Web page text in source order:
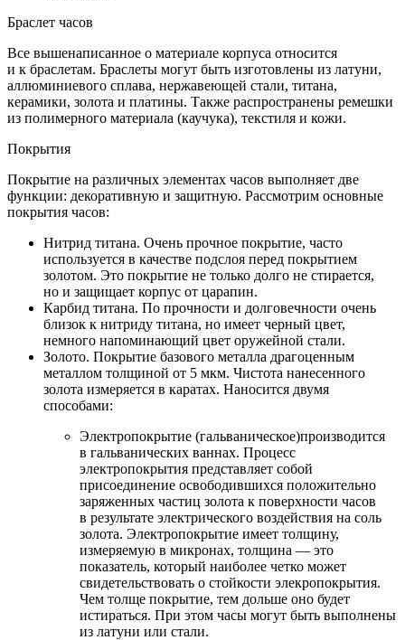
Браслет часов
Все вышенаписанное о материале корпуса относится
и к браслетам. Браслеты могут быть изготовлены из латуни,
аллюминиевого сплава, нержавеющей стали, титана,
керамики, золота и платины. Также распространены ремешки
из полимерного материала (каучука), текстиля и кожи.
Покрытия
Покрытие на различных элементах часов выполняет две
функции: декоративную и защитную. Рассмотрим основные
покрытия часов:
Нитрид титана. Очень прочное покрытие, часто
используется в качестве подслоя перед покрытием
золотом. Это покрытие не только долго не стирается,
но и защищает корпус от царапин.
Карбид титана. По прочности и долговечности очень
близок к нитриду титана, но имеет черный цвет,
немного напоминающий цвет оружейной стали.
Золото. Покрытие базового металла драгоценным
металлом толщиной от 5 мкм. Чистота нанесенного
золота измеряется в каратах. Наносится двумя
способами:
Электропокрытие (гальваническое)производится
в гальванических ваннах. Процесс
электропокрытия представляет собой
присоединение освободившихся положительно
заряженных частиц золота к поверхности часов
в результате электрического воздействия на соль
золота. Электропокрытие имеет толщину,
измеряемую в микронах, толщина — это
показатель, который наиболее четко может
свидетельствовать о стойкости элекропокрытия.
Чем толще покрытие, тем дольше оно будет
истираться. При этом часы могут быть выполнены
из латуни или стали.